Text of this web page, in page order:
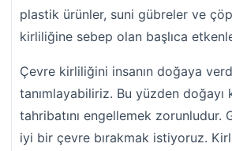
plastik ürünler, suni gübreler ve
kirliliğine sebep olan başlıca
Çevre kirliliğini insanın doğaya
tanımlayabiliriz. Bu yüzden doğayı
tahribatını engellemek zorunludur.
iyi bir çevre bırakmak istiyoruz.